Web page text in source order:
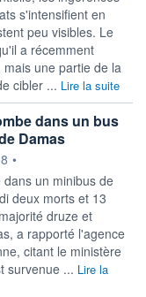
s'intensifient en
peu visibles. Le
a récemment
une partie de la
cibler ... Lire la suite
dans un bus
Damas
•
un minibus de
deux morts et 13
druze et
a rapporté l'agence
citant le ministère
survenue ... Lire la